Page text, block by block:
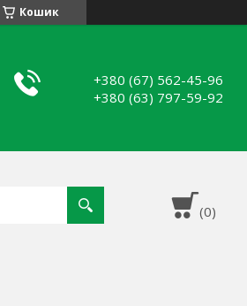
Кошик
+380 (67) 562-45-96
+380 (63) 797-59-92